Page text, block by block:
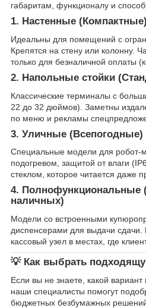
габаритам, функционалу и
1. Настенные (Компактные)
Идеальны для помещений с
Крепятся на стену или колонну.
только для безналичной оплаты
2. Напольные стойки
Классические терминалы с
22 до 32 дюймов). Заметны
по меню и рекламы
3. Уличные (Всепогодные)
Специальные модели для робот-
подогревом, защитой от влаги
стеклом, которое читается даже
4. Полнофункциональные
наличных)
Модели со встроенными
диспенсерами для выдачи
кассовый узел в местах, где
💡 Как выбрать
Если вы не знаете, какой
наши специалисты помогут
бюджетных безбумажных